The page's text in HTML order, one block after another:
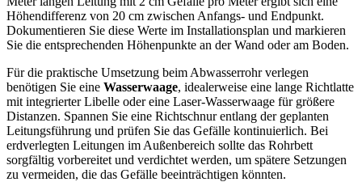
Höhendifferenz von 20 cm zwischen Anfangs- und Endpunkt.
Dokumentieren Sie diese Werte im Installationsplan und markieren
Sie die entsprechenden Höhenpunkte an der Wand oder am Boden.
Für die praktische Umsetzung beim Abwasserrohr verlegen
benötigen Sie eine Wasserwaage, idealerweise eine lange Richtlatte
mit integrierter Libelle oder eine Laser-Wasserwaage für größere
Distanzen. Spannen Sie eine Richtschnur entlang der geplanten
Leitungsführung und prüfen Sie das Gefälle kontinuierlich. Bei
erdverlegten Leitungen im Außenbereich sollte das Rohrbett
sorgfältig vorbereitet und verdichtet werden, um spätere Setzungen
zu vermeiden, die das Gefälle beeinträchtigen könnten.